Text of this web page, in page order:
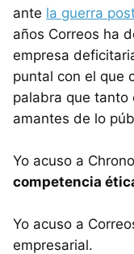
ante la guerra
años Correos ha
empresa
puntal con el que
palabra que tanto
amantes de lo
Yo acuso a
competencia
Yo acuso a
empresarial.